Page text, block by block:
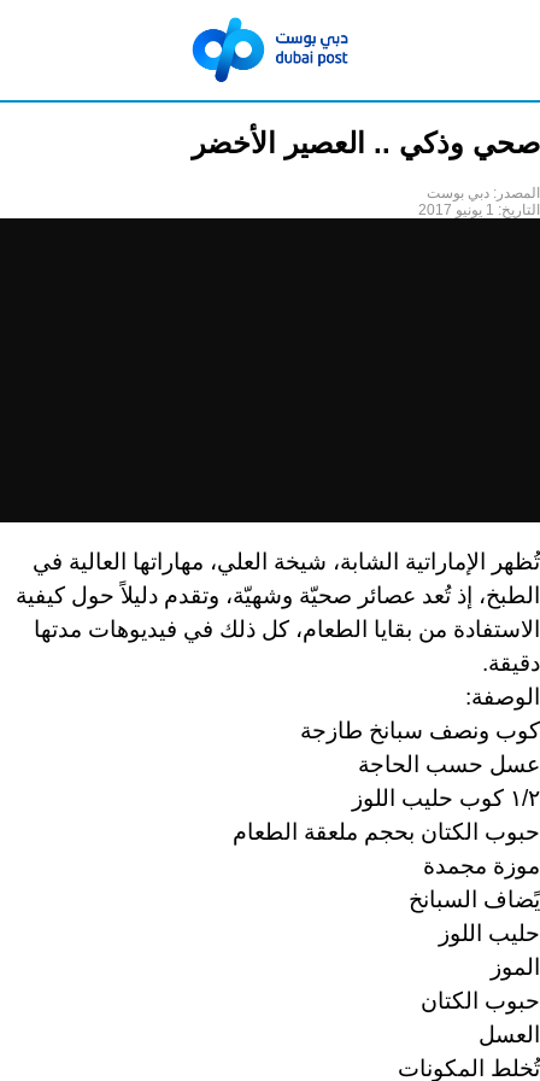
صحي وذكي .. العصير الأخضر
المصدر: دبي بوست
التاريخ: 1 يونيو 2017
تُظهر الإماراتية الشابة، شيخة العلي، مهاراتها العالية في
الطبخ، إذ تُعد عصائر صحيّة وشهيّة، وتقدم دليلاً حول كيفية
الاستفادة من بقايا الطعام، كل ذلك في فيديوهات مدتها
دقيقة.
الوصفة:
كوب ونصف سبانخ طازجة
عسل حسب الحاجة
١/٢ كوب حليب اللوز
حبوب الكتان بحجم ملعقة الطعام
موزة مجمدة
يًضاف السبانخ
حليب اللوز
الموز
حبوب الكتان
العسل
تُخلط المكونات